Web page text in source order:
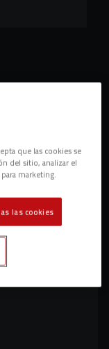
que las cookies se
del sitio, analizar el
marketing.
las cookies